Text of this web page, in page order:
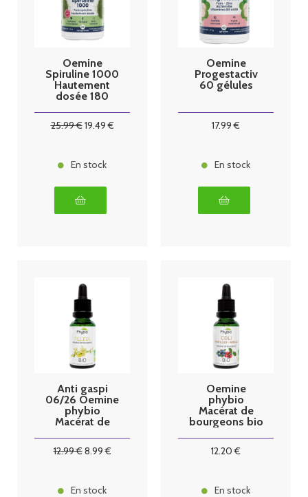
Oemine
Spiruline 1000
Hautement
dosée 180
25.99€19.49€
En stock
Oemine
Progestactiv
60 gélules
17.99 €
En stock
Anti gaspi
06/26 Oemine
phybio
Macérat de
12.99€8.99€
En stock
Oemine
phybio
Macérat de
bourgeons bio
12.20 €
En stock